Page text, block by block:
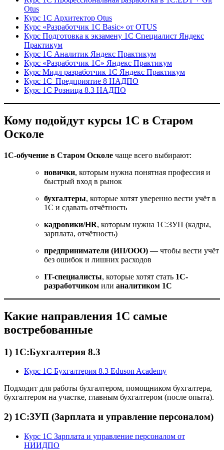
Otus
Курс 1С Архитектор Otus
Курс «Разработчик 1С Basic» от OTUS
Курс Подготовка к экзамену 1С Специалист Яндекс
Практикум
Курс 1С Аналитик Яндекс Практикум
Курс «Разработчик 1С» Яндекс Практикум
Курс Мидл разработчик 1С Яндекс Практикум
Курс 1С Предприятие 8 НАДПО
Курс 1С Розница 8.3 НАДПО
Кому подойдут курсы 1С в Старом
Осколе
1С-обучение в Старом Осколе чаще всего выбирают:
новички, которым нужна понятная профессия и
быстрый вход в рынок
бухгалтеры, которые хотят уверенно вести учёт в
1С и сдавать отчётность
кадровики/HR, которым нужна 1С:ЗУП (кадры,
зарплата, отчётность)
предприниматели (ИП/ООО) — чтобы вести учёт
без ошибок и лишних расходов
IT-специалисты, которые хотят стать 1С-
разработчиком или аналитиком 1С
Какие направления 1С самые
востребованные
1) 1С:Бухгалтерия 8.3
Курс 1С Бухгалтерия 8.3 Eduson Academy
Подходит для работы бухгалтером, помощником бухгалтера,
бухгалтером на участке, главным бухгалтером (после опыта).
2) 1С:ЗУП (Зарплата и управление персоналом)
Курс 1С Зарплата и управление персоналом от
НИИДПО